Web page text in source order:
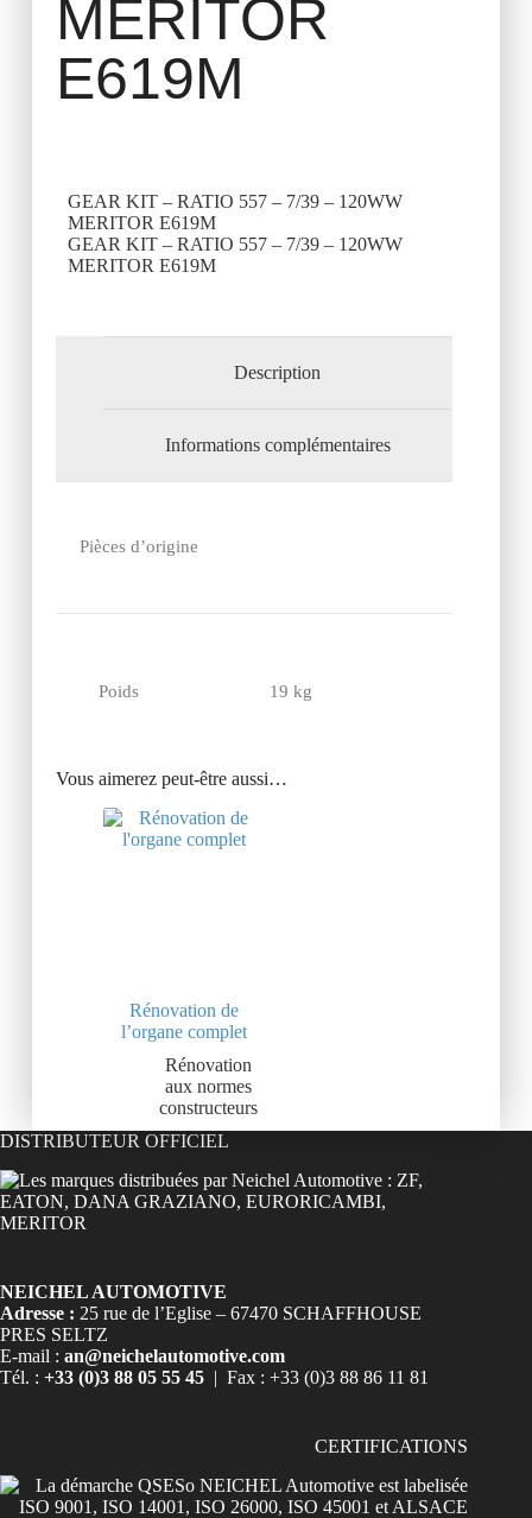
MERITOR
E619M
GEAR KIT – RATIO 557 – 7/39 – 120WW
MERITOR E619M
GEAR KIT – RATIO 557 – 7/39 – 120WW
MERITOR E619M
Description
Informations complémentaires
Pièces d’origine
Poids 19 kg
Vous aimerez peut-être aussi…
Rénovation de
l’organe complet
Rénovation
aux normes
constructeurs
DISTRIBUTEUR OFFICIEL
NEICHEL AUTOMOTIVE
Adresse : 25 rue de l’Eglise – 67470 SCHAFFHOUSE
PRES SELTZ
E-mail : an@neichelautomotive.com
Tél. : +33 (0)3 88 05 55 45 | Fax : +33 (0)3 88 86 11 81
CERTIFICATIONS